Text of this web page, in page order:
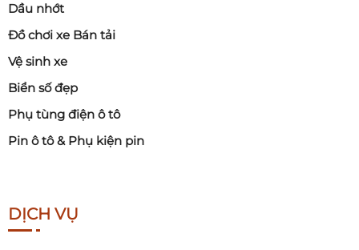
Dầu nhớt
Đồ chơi xe Bán tải
Vệ sinh xe
Biển số đẹp
Phụ tùng điện ô tô
Pin ô tô & Phụ kiện pin
DỊCH VỤ